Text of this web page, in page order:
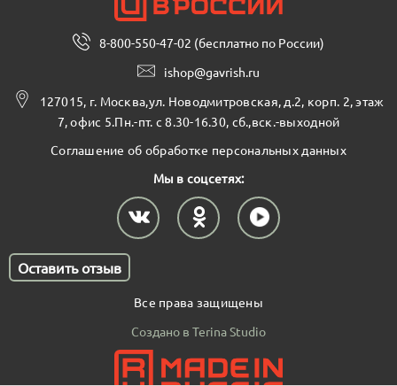
В корзину
8-800-550-47-02 (бесплатно по России)
ishop@gavrish.ru
127015, г. Москва,ул. Новодмитровская, д.2, корп. 2, этаж
7, офис 5.Пн.-пт. с 8.30-16.30, сб.,вск.-выходной
Соглашение об обработке персональных данных
Мы в соцсетях:
Оставить отзыв
Все права защищены
Создано в Terina Studio